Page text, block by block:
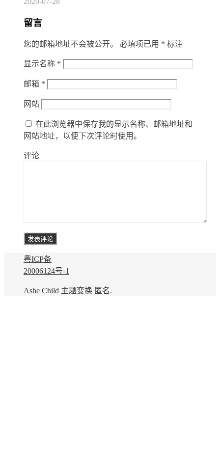
留言
您的邮箱地址不会被公开。 必填项已用 * 标注
显示名称 *
邮箱 *
网站
在此浏览器中保存我的显示名称、邮箱地址和
网站地址，以便下次评论时使用。
评论
粤ICP备
20006124号-1
Ashe Child 主题变换 匿名.